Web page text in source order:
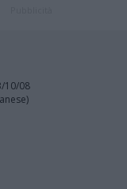
10/08